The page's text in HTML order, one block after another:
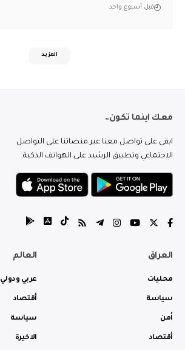
قبل أسبوع واحد
المزيد
معك اينما تكون..
ابقى على تواصل معنا عبر منصاتنا على التواصل
الاجتماعي وتطبيق الرشيد على الهواتف الذكية.
العراق
محليات
سياسة
أمن
أقتصاد
العالم
عربي ودولي
أقتصاد
سياسة
الاخيرة